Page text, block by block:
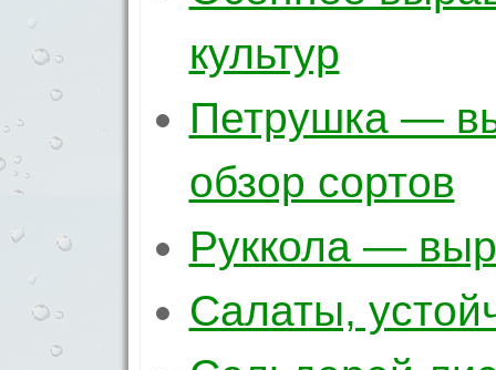
культур
Петрушка —
обзор сортов
Руккола —
Салаты,